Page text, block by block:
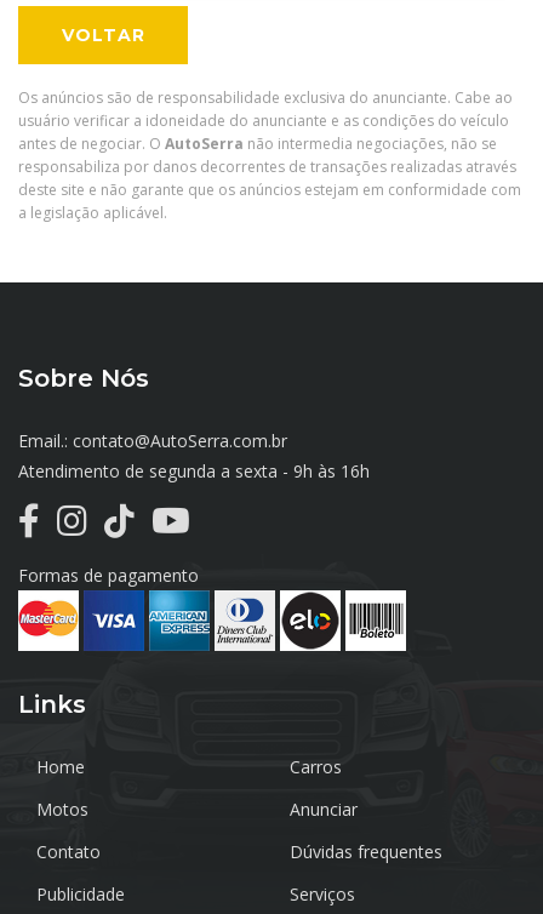
VOLTAR
Os anúncios são de responsabilidade exclusiva do anunciante. Cabe ao
usuário verificar a idoneidade do anunciante e as condições do veículo
antes de negociar. O AutoSerra não intermedia negociações, não se
responsabiliza por danos decorrentes de transações realizadas através
deste site e não garante que os anúncios estejam em conformidade com
a legislação aplicável.
Sobre Nós
Email.: contato@AutoSerra.com.br
Atendimento de segunda a sexta - 9h às 16h
Formas de pagamento
Links
Home
Carros
Motos
Anunciar
Contato
Dúvidas frequentes
Publicidade
Serviços